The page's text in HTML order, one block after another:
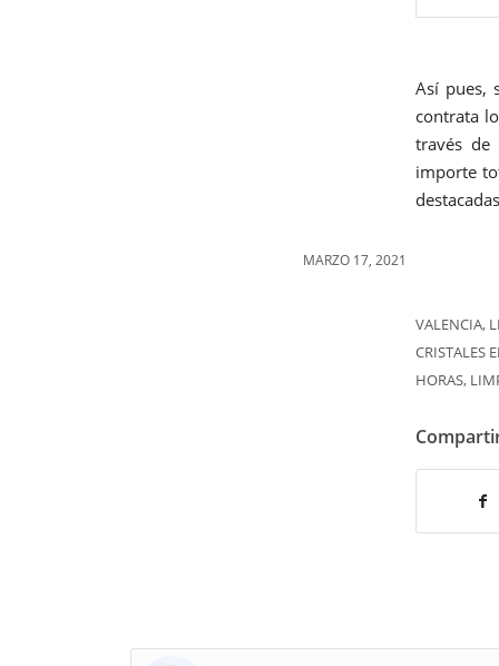
Así pues,
contrata
través de
importe
MARZO 17, 2021
VALENCIA,
CRISTALES
HORAS,